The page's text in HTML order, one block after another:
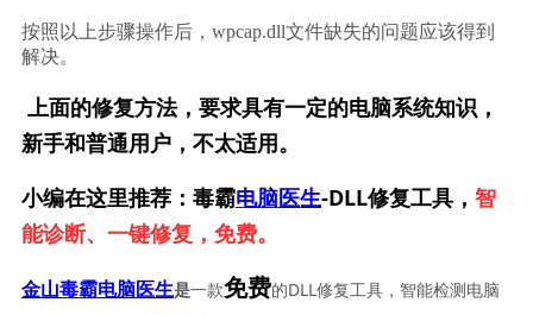
按照以上步骤操作后，wpcap.dll文件缺失的问题应该得到
解决。
上面的修复方法，要求具有一定的电脑系统知识，
新手和普通用户，不太适用。
小编在这里推荐：毒霸电脑医生-DLL修复工具， 智
能诊断、一键修复，免费。
金山毒霸电脑医生是一款免费的DLL修复工具，智能检测电脑